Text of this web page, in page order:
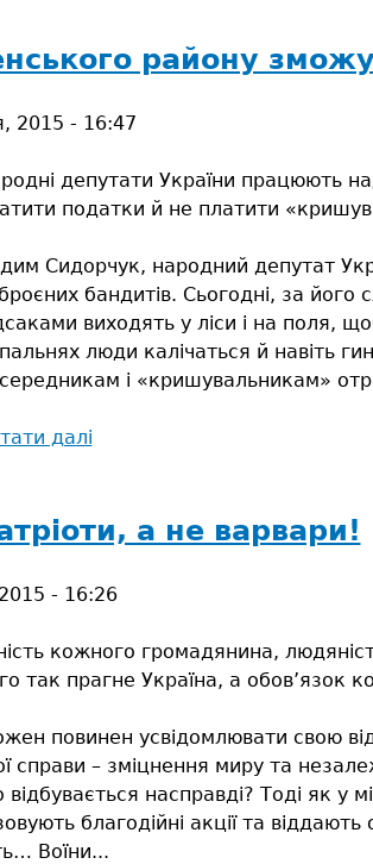
району
2015 - 16:47
депутати України працюють
податки й не платити
Сидорчук, народний депутат
бандитів. Сьогодні, за
виходять у ліси і на поля,
люди калічаться й навіть
і «кришувальникам»
далі
Сарненського
району
заробляти
бурштині?
а не варвари!
- 16:26
кожного громадянина,
так прагне Україна, а обов’язок
повинен усвідомлювати свою
справи – зміцнення миру та
насправді? Тоді як у
благодійні акції та
Воїни...